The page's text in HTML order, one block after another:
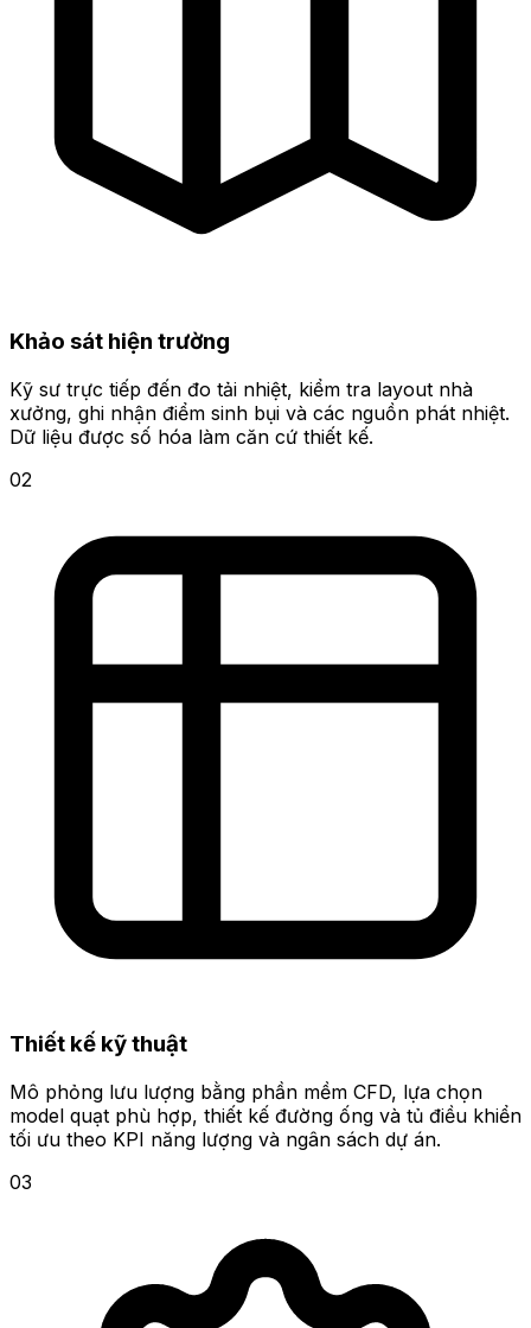
Khảo sát hiện trường
Kỹ sư trực tiếp đến đo tải nhiệt, kiểm tra layout nhà
xưởng, ghi nhận điểm sinh bụi và các nguồn phát nhiệt.
Dữ liệu được số hóa làm căn cứ thiết kế.
02
Thiết kế kỹ thuật
Mô phỏng lưu lượng bằng phần mềm CFD, lựa chọn
model quạt phù hợp, thiết kế đường ống và tủ điều khiển
tối ưu theo KPI năng lượng và ngân sách dự án.
03